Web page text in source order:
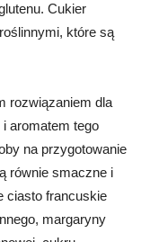
Cukier
które są
rozwiązaniem dla
aromatem tego
na przygotowanie
równie smaczne i
ciasto francuskie
margaryny